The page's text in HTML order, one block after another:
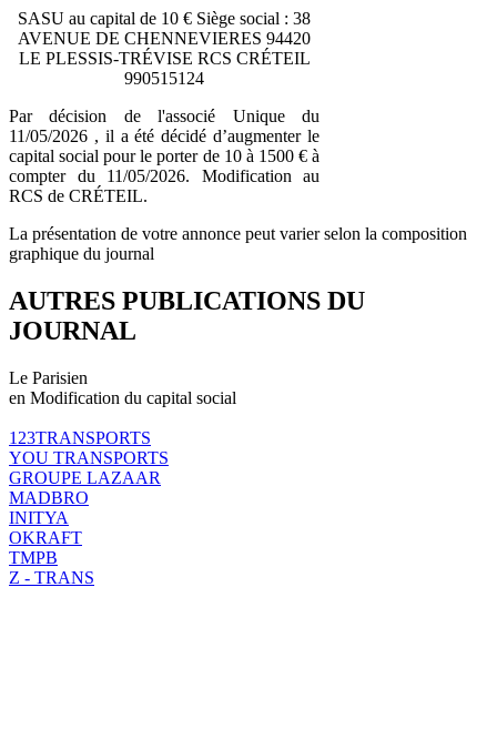
SASU au capital de 10 € Siège social : 38
AVENUE DE CHENNEVIERES 94420
LE PLESSIS-TRÉVISE RCS CRÉTEIL
990515124
Par décision de l'associé Unique du
11/05/2026 , il a été décidé d’augmenter le
capital social pour le porter de 10 à 1500 € à
compter du 11/05/2026. Modification au
RCS de CRÉTEIL.
La présentation de votre annonce peut varier selon la composition
graphique du journal
AUTRES PUBLICATIONS DU
JOURNAL
Le Parisien
en Modification du capital social
123TRANSPORTS
YOU TRANSPORTS
GROUPE LAZAAR
MADBRO
INITYA
OKRAFT
TMPB
Z - TRANS